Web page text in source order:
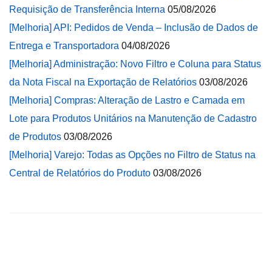
Requisição de Transferência Interna 05/08/2026
[Melhoria] API: Pedidos de Venda – Inclusão de Dados de
Entrega e Transportadora 04/08/2026
[Melhoria] Administração: Novo Filtro e Coluna para Status
da Nota Fiscal na Exportação de Relatórios 03/08/2026
[Melhoria] Compras: Alteração de Lastro e Camada em
Lote para Produtos Unitários na Manutenção de Cadastro
de Produtos 03/08/2026
[Melhoria] Varejo: Todas as Opções no Filtro de Status na
Central de Relatórios do Produto 03/08/2026